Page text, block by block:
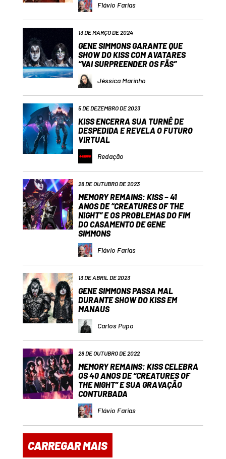
Flávio Farias
13 DE MARÇO DE 2024
GENE SIMMONS GARANTE QUE
SHOW DO KISS COM AVATARES
“VAI SURPREENDER OS FÃS”
Jéssica Marinho
5 DE DEZEMBRO DE 2023
KISS ENCERRA SUA TURNÊ DE
DESPEDIDA E REVELA O FUTURO
VIRTUAL
Redação
28 DE OUTUBRO DE 2023
MEMORY REMAINS: KISS – 41
ANOS DE “CREATURES OF THE
NIGHT” E OS PROBLEMAS DO FIM
DO CASAMENTO DE GENE
SIMMONS
Flávio Farias
13 DE ABRIL DE 2023
GENE SIMMONS PASSA MAL
DURANTE SHOW DO KISS EM
MANAUS
Carlos Pupo
28 DE OUTUBRO DE 2022
MEMORY REMAINS: KISS CELEBRA
OS 40 ANOS DE “CREATURES OF
THE NIGHT” E SUA GRAVAÇÃO
CONTURBADA
Flávio Farias
CARREGAR MAIS